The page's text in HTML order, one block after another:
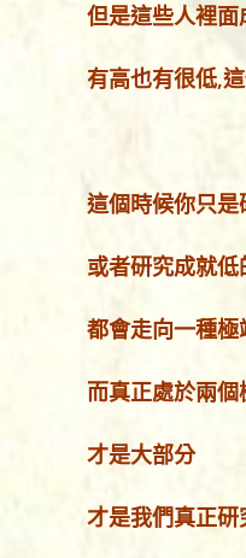
但是這些人裡
有高也有很低,
這個時候你只
或者研究成就低
都會走向一種極
而真正處於兩
才是大部分
才是我們真正研